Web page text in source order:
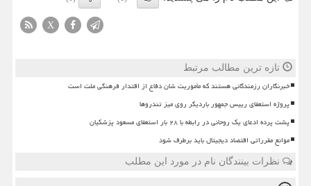
X
تازه ترین مطالب مرتبط
خبرنگاران رزمندگانی هستند که مأموریت شان دفاع از اقتدار فرهنگی ملت است
پروژه استعفای رییس جمهور باردیگر روی میز تندروها
پشت پرده ادعای یک روحانی در رابطه با ۲۸ بار استعفای مسعود پزشکیان
موانع مقرراتی اقتصاد دیجیتال باید برطرف شود
نظرات بینندگان نام در مورد این مطلب